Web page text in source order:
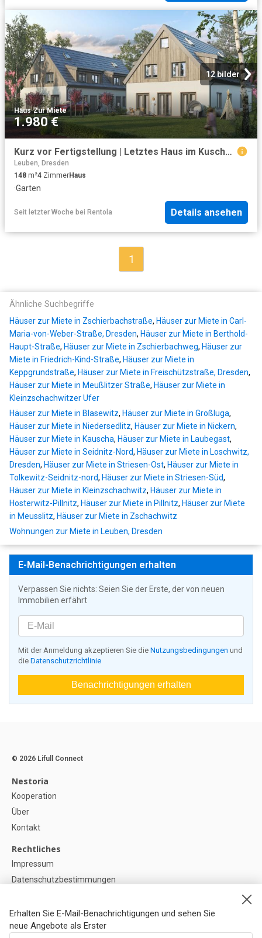
12 bilder
Haus·Zur Miete
1.980 €
Kurz vor Fertigstellung | Letztes Haus im Kuschs Hof | eigenes Grundstück
Leuben, Dresden
148 m²4 ZimmerHaus
·Garten
Seit letzter Woche bei Rentola Details ansehen
1
Ähnliche Suchbegriffe
Häuser zur Miete in Zschierbachstraße, Häuser zur Miete in Carl-
Maria-von-Weber-Straße, Dresden, Häuser zur Miete in Berthold-
Haupt-Straße, Häuser zur Miete in Zschierbachweg, Häuser zur
Miete in Friedrich-Kind-Straße, Häuser zur Miete in
Keppgrundstraße, Häuser zur Miete in Freischützstraße, Dresden,
Häuser zur Miete in Meußlitzer Straße, Häuser zur Miete in
Kleinzschachwitzer Ufer
Häuser zur Miete in Blasewitz, Häuser zur Miete in Großluga,
Häuser zur Miete in Niedersedlitz, Häuser zur Miete in Nickern,
Häuser zur Miete in Kauscha, Häuser zur Miete in Laubegast,
Häuser zur Miete in Seidnitz-Nord, Häuser zur Miete in Loschwitz,
Dresden, Häuser zur Miete in Striesen-Ost, Häuser zur Miete in
Tolkewitz-Seidnitz-nord, Häuser zur Miete in Striesen-Süd,
Häuser zur Miete in Kleinzschachwitz, Häuser zur Miete in
Hosterwitz-Pillnitz, Häuser zur Miete in Pillnitz, Häuser zur Miete
in Meusslitz, Häuser zur Miete in Zschachwitz
Wohnungen zur Miete in Leuben, Dresden
E-Mail-Benachrichtigungen erhalten
Verpassen Sie nichts: Seien Sie der Erste, der von neuen
Immobilien erfährt
Mit der Anmeldung akzeptieren Sie die Nutzungsbedingungen und
die Datenschutzrichtlinie
Benachrichtigungen erhalten
Erhalten Sie E-Mail-Benachrichtigungen und sehen Sie
neue Angebote als Erster
© 2026 Lifull Connect
Nestoria
Kooperation
Über
Kontakt
Rechtliches
Impressum
Datenschutzbestimmungen
Cookie-Einstellunge
Hilfe